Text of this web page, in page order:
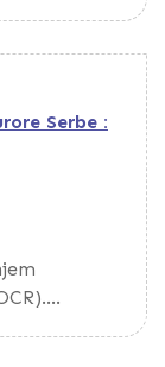
Serbe :